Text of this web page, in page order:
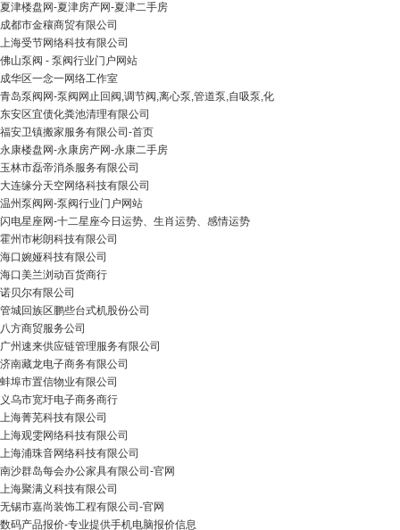
夏津楼盘网-夏津房产网-夏津二手房
成都市金穰商贸有限公司
上海受节网络科技有限公司
佛山泵阀 - 泵阀行业门户网站
成华区一念一网络工作室
青岛泵阀网-泵阀网止回阀,调节阀,离心泵,管道泵,自吸泵,化
东安区宜债化粪池清理有限公司
福安卫镇搬家服务有限公司-首页
永康楼盘网-永康房产网-永康二手房
玉林市磊帝消杀服务有限公司
大连缘分天空网络科技有限公司
温州泵阀网-泵阀行业门户网站
闪电星座网-十二星座今日运势、生肖运势、感情运势
霍州市彬朗科技有限公司
海口婉娅科技有限公司
海口美兰浏动百货商行
诺贝尔有限公司
管城回族区鹏些台式机股份公司
八方商贸服务公司
广州速来供应链管理服务有限公司
济南藏龙电子商务有限公司
蚌埠市置信物业有限公司
义乌市宽圩电子商务商行
上海菁芜科技有限公司
上海观雯网络科技有限公司
上海浦珠音网络科技有限公司
南沙群岛每会办公家具有限公司-官网
上海聚满义科技有限公司
无锡市嘉尚装饰工程有限公司-官网
数码产品报价-专业提供手机电脑报价信息